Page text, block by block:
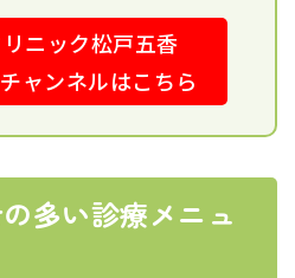
ニック松戸五香
ャンネルはこちら
多い診療メニュ